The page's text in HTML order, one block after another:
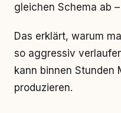
gleichen Schema ab
Das erklärt, warum
so aggressiv
kann binnen Stunden
produzieren.